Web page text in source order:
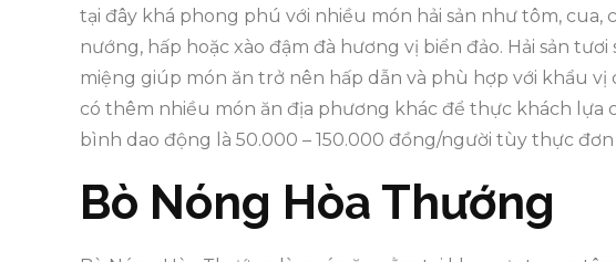
tại đây khá phong phú với nhiều món hải sản như tôm, cua,
nướng, hấp hoặc xào đậm đà hương vị biển đảo. Hải sản
miệng giúp món ăn trở nên hấp dẫn và phù hợp với khẩu vị
có thêm nhiều món ăn địa phương khác để thực khách lựa
bình dao động là 50.000 – 150.000 đồng/người tùy thực
Bò Nóng Hòa Thướng